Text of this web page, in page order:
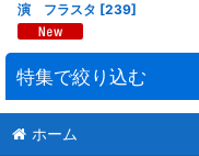
演 フラスタ [239]
特集で絞り込む
連結スタンド花
ホーム